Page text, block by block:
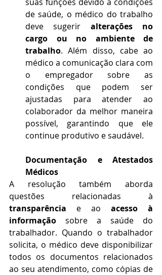
de saúde, o médico do trabalho
deve sugerir alterações no
cargo ou no ambiente de
trabalho. Além disso, cabe ao
médico a comunicação clara com
o empregador sobre as
condições que podem ser
ajustadas para atender ao
colaborador da melhor maneira
possível, garantindo que ele
continue produtivo e saudável.
Documentação e Atestados
Médicos
A resolução também aborda
transparência e ao acesso à
informação sobre a saúde do
trabalhador. Quando o trabalhador
solicita, o médico deve disponibilizar
todos os documentos relacionados
ao seu atendimento, como cópias de